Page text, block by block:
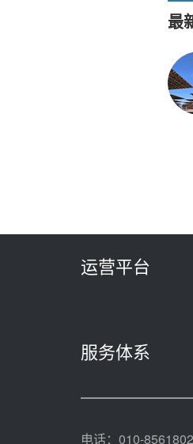
最
运营平台
服务体系
电话：010-